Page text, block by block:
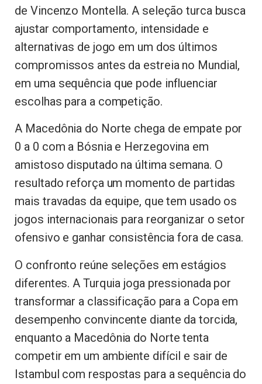
de Vincenzo Montella. A seleção turca busca
ajustar comportamento, intensidade e
alternativas de jogo em um dos últimos
compromissos antes da estreia no Mundial,
em uma sequência que pode influenciar
escolhas para a competição.
A Macedônia do Norte chega de empate por
0 a 0 com a Bósnia e Herzegovina em
amistoso disputado na última semana. O
resultado reforça um momento de partidas
mais travadas da equipe, que tem usado os
jogos internacionais para reorganizar o setor
ofensivo e ganhar consistência fora de casa.
O confronto reúne seleções em estágios
diferentes. A Turquia joga pressionada por
transformar a classificação para a Copa em
desempenho convincente diante da torcida,
enquanto a Macedônia do Norte tenta
competir em um ambiente difícil e sair de
Istambul com respostas para a sequência do